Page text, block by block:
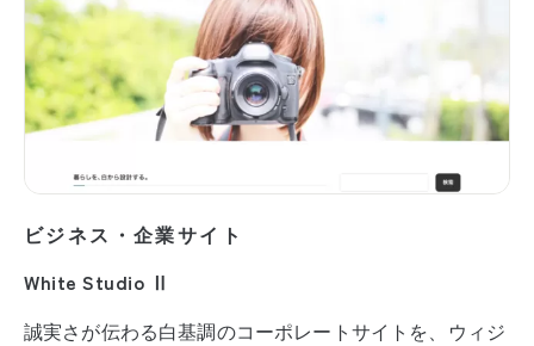
ビジネス・企業サイト
White Studio Ⅱ
誠実さが伝わる白基調のコーポレートサイトを、ウィジ